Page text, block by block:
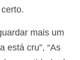
mais um
está cru”, “As